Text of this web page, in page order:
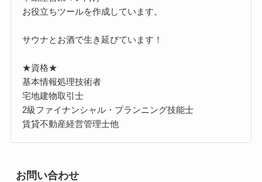
お役立ちツールを作成しています。
サウナとお酒で生き延びています！
★資格★
基本情報処理技術者
宅地建物取引士
2級ファイナンシャル・プランニング技能士
賃貸不動産経営管理士他
お問い合わせ